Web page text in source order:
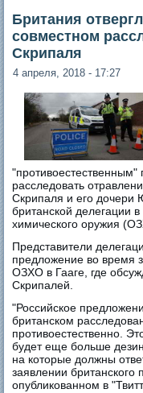
Британия
совместном
Скрипаля
4 апреля, 2018 - 17:27
расследовать
Скрипаля и его дочери
британской делегации
химического оружия
Представители
предложение во время
ОЗХО в Гааге, где
Скрипалей.
"Российское
британском
противоестественно.
будет еще больше
на которые должны
заявлении
опубликованном в